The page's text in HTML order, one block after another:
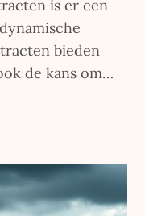
is er een
bieden
de kans om…